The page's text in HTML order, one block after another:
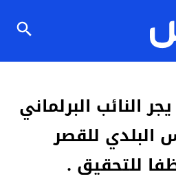
النائب البرلماني
البلدي للقصر